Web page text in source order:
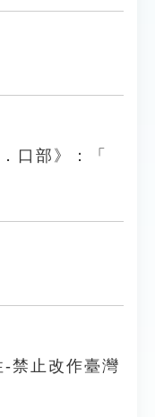
口部》：「
禁止改作臺灣